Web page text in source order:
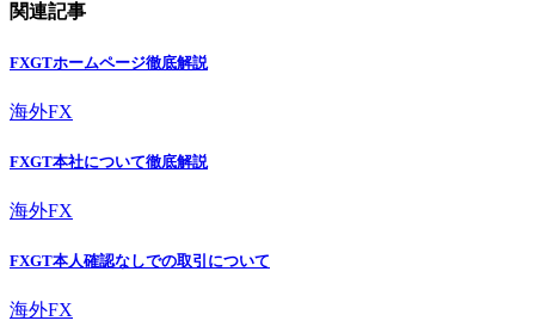
関連記事
FXGTホームページ徹底解説
海外FX
FXGT本社について徹底解説
海外FX
FXGT本人確認なしでの取引について
海外FX